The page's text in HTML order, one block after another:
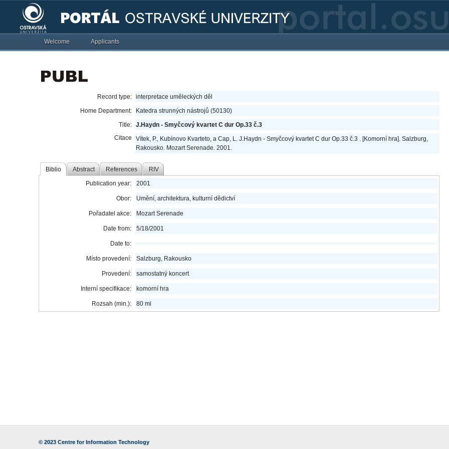
Welcome Applicants
Record type: interpretace uměleckých děl
Home Department:
Katedra strunných nástrojů (50130)
Title: J.Haydn - Smyčcový kvartet C dur Op.33 č.3
Citace
Vítek, P., Kubínovo Kvarteto, a Cap, L. J.Haydn - Smyčcový kvartet C dur Op.33 č.3 . [Komorní hra]. Salzburg,
Rakousko. Mozart Serenade. 2001.
Biblio Abstract References RIV
Publication year: 2001
Obor: Umění, architektura, kulturní dědictví
Pořadatel akce: Mozart Serenade
Date from: 5/18/2001
Date to:
Místo provedení: Salzburg, Rakousko
Provedení: samostatný koncert
Interní specifikace: komorní hra
Rozsah (min.): 80 mi
© 2023Centre for Information Technology